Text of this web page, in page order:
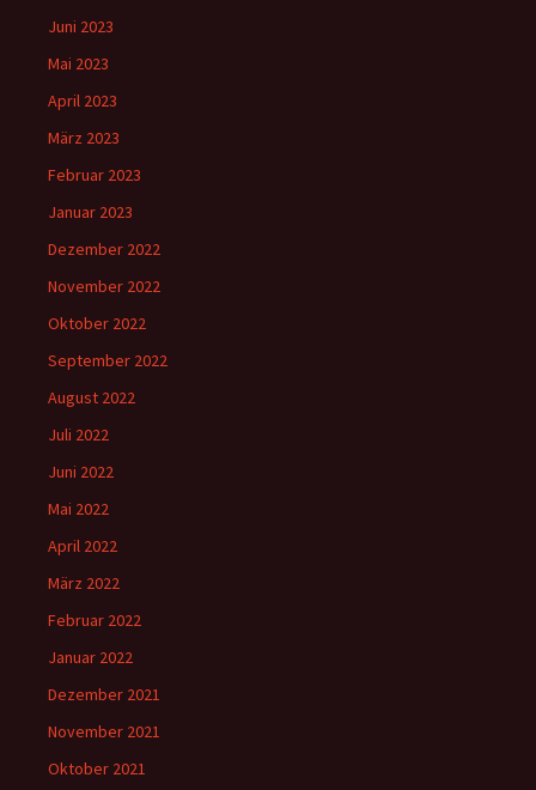
Juni 2023
Mai 2023
April 2023
März 2023
Februar 2023
Januar 2023
Dezember 2022
November 2022
Oktober 2022
September 2022
August 2022
Juli 2022
Juni 2022
Mai 2022
April 2022
März 2022
Februar 2022
Januar 2022
Dezember 2021
November 2021
Oktober 2021